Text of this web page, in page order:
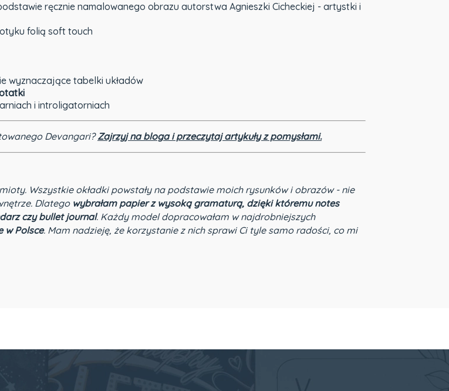
ręcznie namalowanego obrazu autorstwa Agnieszki Cicheckiej - artystki i
folią soft touch
wyznaczające tabelki układów
i introligatorniach
Devangari?Zajrzyj na bloga i przeczytaj artykuły z pomysłami.
Wszystkie okładki powstały na podstawie moich rysunków i obrazów - nie
Dlatego wybrałam papier z wysoką gramaturą, dzięki któremu notes
czy bullet journal. Każdy model dopracowałam w najdrobniejszych
w Polsce. Mam nadzieję, że korzystanie z nich sprawi Ci tyle samo radości, co mi